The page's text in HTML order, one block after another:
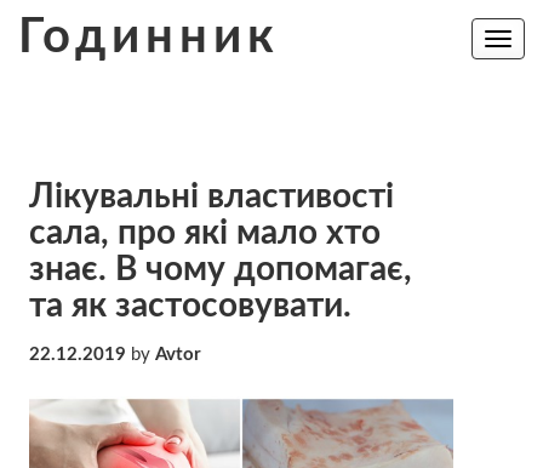
Годинник
Toggle
Лікувальні властивості
сала, про які мало хто
знає. В чому допомагає,
та як застосовувати.
22.12.2019 by Avtor